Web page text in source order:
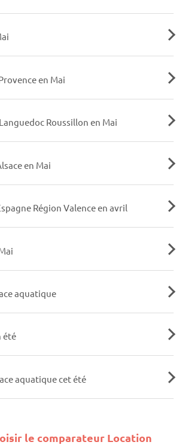
en Mai
Roussillon en Mai
en Mai
Région Valence en avril
aquatique
été
aquatique cet été
le comparateur Location